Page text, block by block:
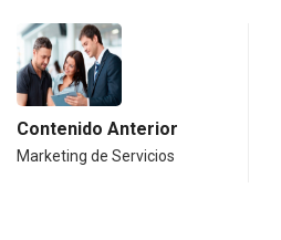
Contenido Anterior
Marketing de Servicios